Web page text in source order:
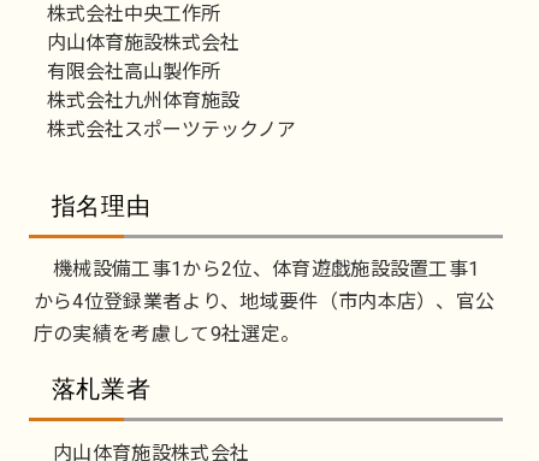
株式会社中央工作所
内山体育施設株式会社
有限会社高山製作所
株式会社九州体育施設
株式会社スポーツテックノア
指名理由
機械設備工事1から2位、体育遊戯施設設置工事1
から4位登録業者より、地域要件（市内本店）、官公
庁の実績を考慮して9社選定。
落札業者
内山体育施設株式会社